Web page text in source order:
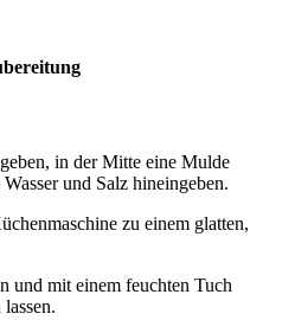
in der Mitte eine Mulde
und Salz hineingeben.
zu einem glatten,
und mit einem feuchten Tuch